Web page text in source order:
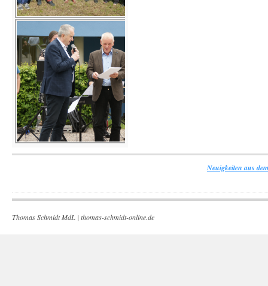
Neuigkeiten aus
Thomas Schmidt MdL | thomas-schmidt-online.de